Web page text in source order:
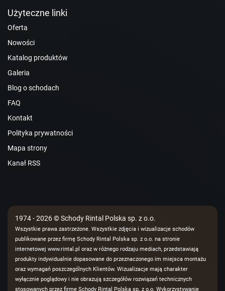
Użyteczne linki
Oferta
Nowości
Katalog produktów
Galeria
Blog o schodach
FAQ
Kontakt
Polityka prywatności
Mapa strony
Kanał RSS
1974 - 2026 © Schody Rintal Polska sp. z o.o.
Wszystkie prawa zastrzeżone. Wszystkie zdjęcia i wizualizacje schodów
publikowane przez firmę Schody Rintal Polska sp. z o.o. na stronie
internetowej www.rintal.pl oraz w różnego rodzaju mediach, przedstawiają
produkty indywidualnie dopasowane do przeznaczonego im miejsca montażu
oraz wymagań poszczególnych Klientów. Wizualizacje mają charakter
wyłącznie poglądowy i nie obrazują szczegółów rozwiązań technicznych
stosowanych przez firmę Schody Rintal Polska sp. z o.o. Wykorzystywanie